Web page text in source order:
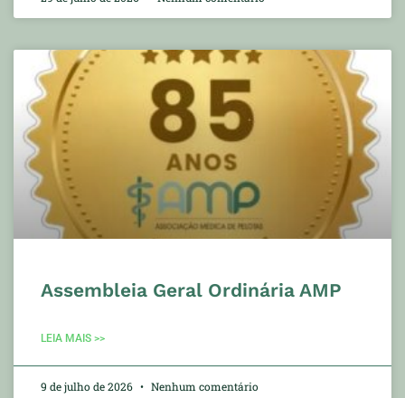
Assembleia Geral Ordinária AMP
LEIA MAIS >>
9 de julho de 2026 Nenhum comentário